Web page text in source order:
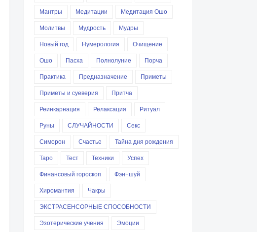
Мантры
Медитации
Медитация Ошо
Молитвы
Мудрость
Мудры
Новый год
Нумерология
Очищение
Ошо
Пасха Полнолуние
Порча
Практика
Предназначение
Приметы
Приметы и суеверия
Притча
Реинкарнация
Релаксация
Ритуал
Руны
СЛУЧАЙНОСТИ
Секс
Симорон
Счастье
Тайна дня рождения
Таро
Тест Техники
Успех
Финансовый гороскоп
Фэн-шуй
Хиромантия
Чакры
ЭКСТРАСЕНСОРНЫЕ СПОСОБНОСТИ
Эзотерические учения
Эмоции